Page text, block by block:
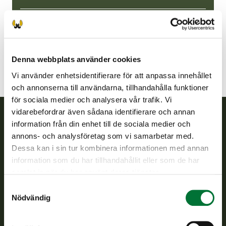
Denna webbplats använder cookies
Vi använder enhetsidentifierare för att anpassa innehållet
och annonserna till användarna, tillhandahålla funktioner
för sociala medier och analysera vår trafik. Vi
vidarebefordrar även sådana identifierare och annan
information från din enhet till de sociala medier och
annons- och analysföretag som vi samarbetar med.
Dessa kan i sin tur kombinera informationen med annan
information som du har tillhandahållit eller som de har
Nödvändig
Finlands viltcentral
Finlands viltcentral främjar en hållbar vilthushållning, stöder